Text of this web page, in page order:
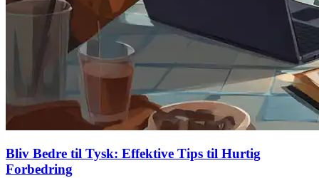
Bliv Bedre til Tysk: Effektive Tips til Hurtig
Forbedring